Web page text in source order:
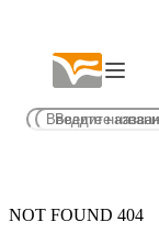
NOT FOUND 404